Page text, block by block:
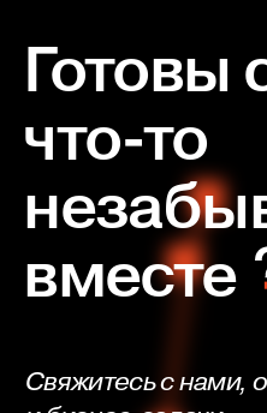
Готовы
что-то
вместе
Свяжитесь с нами,